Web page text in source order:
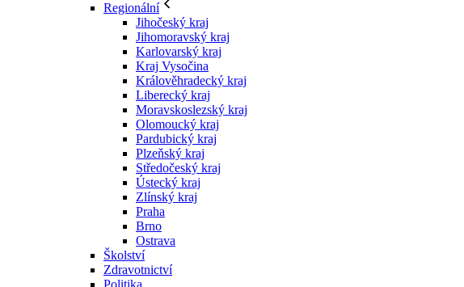
Regionální
Jihočeský kraj
Jihomoravský kraj
Karlovarský kraj
Kraj Vysočina
Králověhradecký kraj
Liberecký kraj
Moravskoslezský kraj
Olomoucký kraj
Pardubický kraj
Plzeňský kraj
Středočeský kraj
Ústecký kraj
Zlínský kraj
Praha
Brno
Ostrava
Školství
Zdravotnictví
Politika